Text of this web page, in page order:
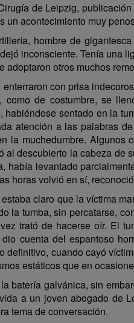
de Leipzig,
un acontecimiento muy
hombre de
inconsciente. Tenía una
adoptaron otros muchos
con prisa
como de costumbre, se
habiéndose sentado en la
atención a las palabras
la muchedumbre. Algunos
al descubierto la cabeza de
había levantado
horas volvió en sí,
claro que la víctima
la tumba, sin percatarse,
trató de hacerse oír. El
cuenta del espantoso
definitivo, cuando cayó
estáticos que en
batería galvánica, sin
a un joven abogado de
tema de conversación.